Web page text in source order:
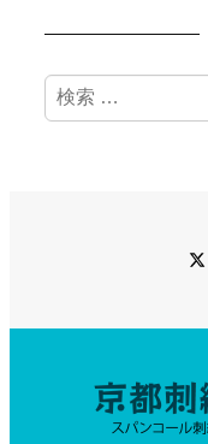
検
索